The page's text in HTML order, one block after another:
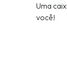
Uma
você!